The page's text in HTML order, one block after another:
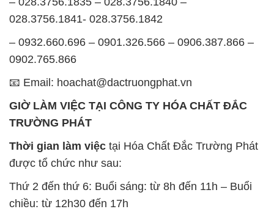
028.3756.1841- 028.3756.1842
– 0932.660.696 – 0901.326.566 – 0906.387.866 –
0902.765.866
📧 Email: hoachat@dactruongphat.vn
GIỜ LÀM VIỆC TẠI CÔNG TY HÓA CHẤT ĐẮC
TRƯỜNG PHÁT
Thời gian làm việc tại Hóa Chất Đắc Trường Phát
được tổ chức như sau:
Thứ 2 đến thứ 6: Buổi sáng: từ 8h đến 11h – Buổi
chiều: từ 12h30 đến 17h